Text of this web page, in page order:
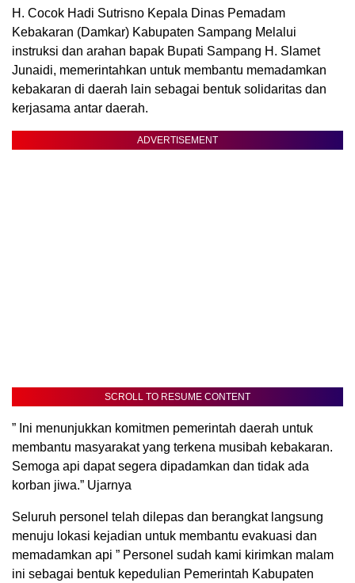
H. Cocok Hadi Sutrisno Kepala Dinas Pemadam
Kebakaran (Damkar) Kabupaten Sampang Melalui
instruksi dan arahan bapak Bupati Sampang H. Slamet
Junaidi, memerintahkan untuk membantu memadamkan
kebakaran di daerah lain sebagai bentuk solidaritas dan
kerjasama antar daerah.
ADVERTISEMENT
SCROLL TO RESUME CONTENT
” Ini menunjukkan komitmen pemerintah daerah untuk
membantu masyarakat yang terkena musibah kebakaran.
Semoga api dapat segera dipadamkan dan tidak ada
korban jiwa.” Ujarnya
Seluruh personel telah dilepas dan berangkat langsung
menuju lokasi kejadian untuk membantu evakuasi dan
memadamkan api ” Personel sudah kami kirimkan malam
ini sebagai bentuk kepedulian Pemerintah Kabupaten